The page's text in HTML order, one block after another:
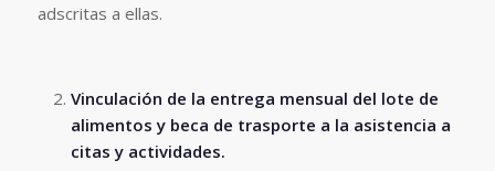
adscritas a ellas.
Vinculación de la entrega mensual del lote de
alimentos y beca de trasporte a la asistencia a
citas y actividades.